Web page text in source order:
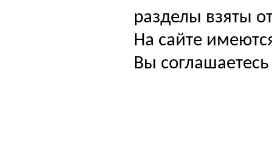
разделы взяты
На сайте
Вы